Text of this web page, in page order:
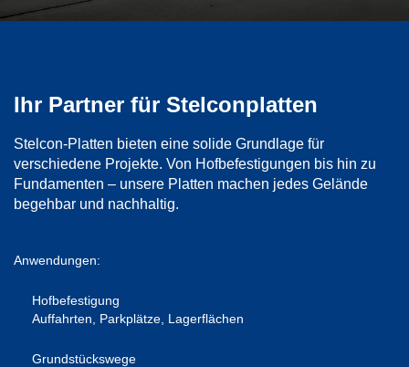
Ihr Partner für Stelconplatten
Stelcon-Platten bieten eine solide Grundlage für
verschiedene Projekte. Von Hofbefestigungen bis hin zu
Fundamenten – unsere Platten machen jedes Gelände
begehbar und nachhaltig.
Anwendungen:
Hofbefestigung
Auffahrten, Parkplätze, Lagerflächen
Grundstückswege